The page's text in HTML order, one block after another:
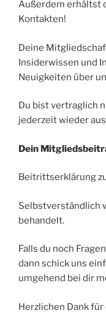
Außerdem erhältst
Kontakten!
Deine
Insiderwissen und
Neuigkeiten über
Du bist vertraglich
jederzeit wieder
Dein
Beitrittserklärung
Selbstverständlich
behandelt.
Falls du noch
dann schick uns
umgehend bei dir
Herzlichen Dank